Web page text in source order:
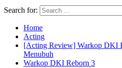
Search for:
Home
Acting
[Acting Review] Warkop DKI
Menubuh
Warkop DKI Reborn 3